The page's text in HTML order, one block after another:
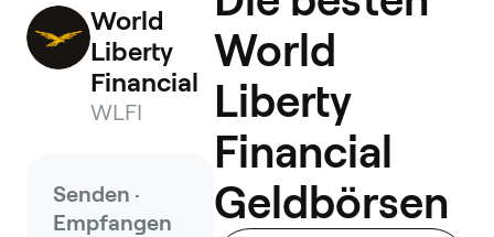
World
Liberty
Financial
WLFI
Senden ·
Empfangen
World
Liberty
Financial
Geldbörsen